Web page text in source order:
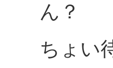
ん？
ちょい